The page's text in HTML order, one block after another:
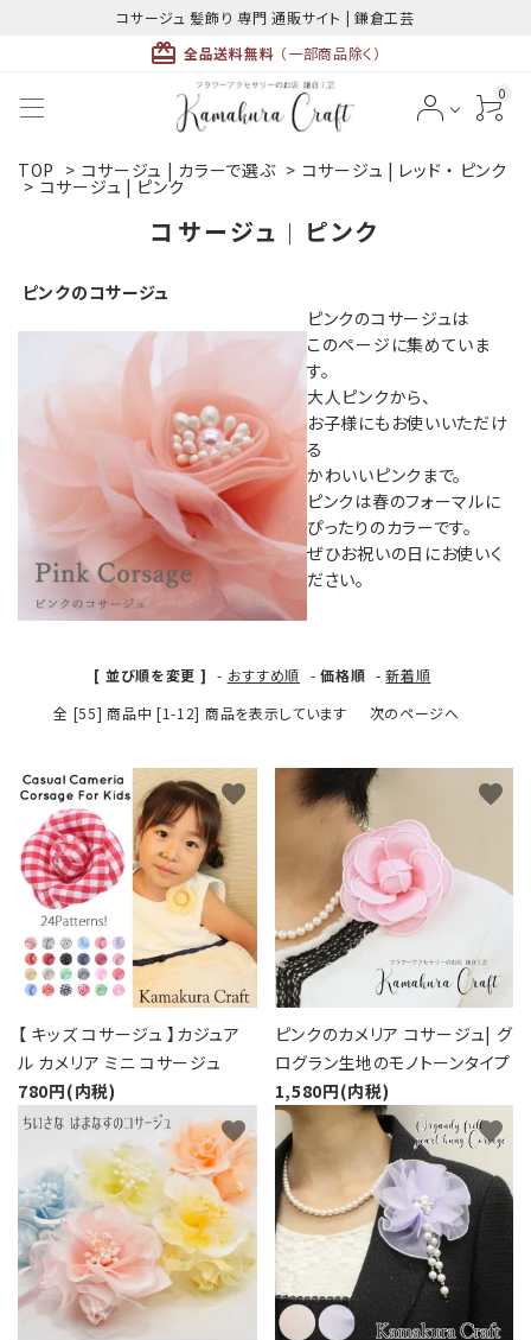
コサージュ 髪飾り 専門 通販サイト | 鎌倉工芸
card_giftcard 全品送料無料 （一部商品除く）
0
ACCOUNT MENU
ようこそ ゲスト 様
最近チェックした商品
カテゴリーから探す
コサージュの色から探す
和装髪飾りの色から探す
コンテンツ
TOP > コサージュ | カラーで選ぶ > コサージュ | レッド ・ ピンク
> コサージュ | ピンク
コサージュ | ピンク
ピンクのコサージュ
ピンクのコサージュは
このページに集めていま
す。
大人ピンクから、
お子様にもお使いいただけ
る
かわいいピンクまで。
ピンクは春のフォーマルに
ぴったりのカラーです。
ぜひお祝いの日にお使いく
ださい。
[ 並び順を変更 ] - おすすめ順 -価格順 -新着順
全 [55] 商品中 [1-12] 商品を表示しています
次のページへ
【 キッズ コサージュ 】カジュア
ル カメリア ミニ コサージュ
780円(内税)
favorite
ピンクのカメリア コサージュ| グ
ログラン生地のモノトーンタイプ
1,580円(内税)
favorite
favorite favorite